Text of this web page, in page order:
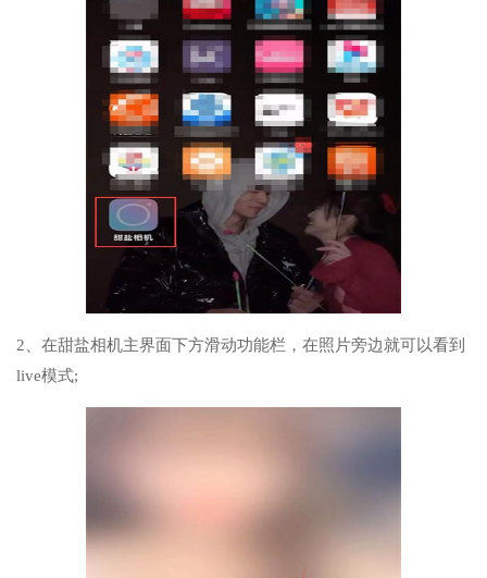
2、在甜盐相机主界面下方滑动功能栏，在照片旁边就可以看到
live模式;